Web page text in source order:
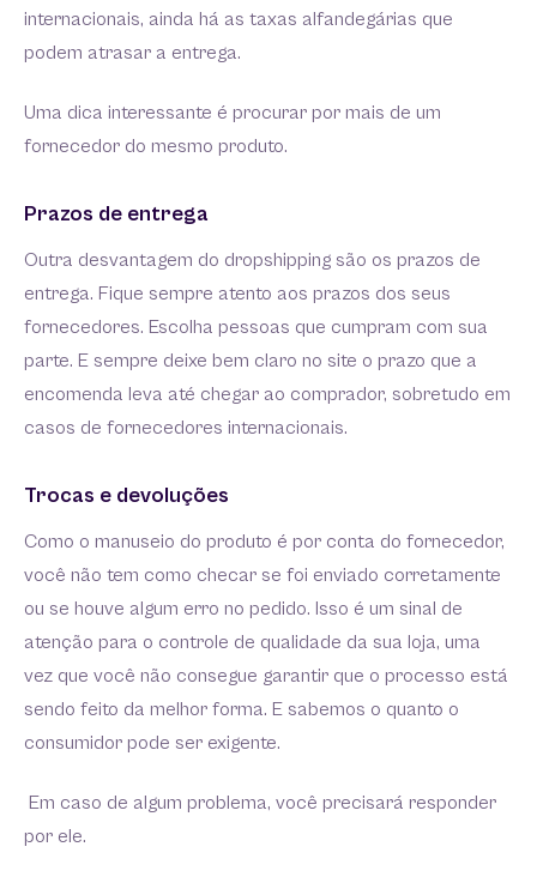
internacionais, ainda há as taxas alfandegárias que
podem atrasar a entrega.
Uma dica interessante é procurar por mais de um
fornecedor do mesmo produto.
Prazos de entrega
Outra desvantagem do dropshipping são os prazos de
entrega. Fique sempre atento aos prazos dos seus
fornecedores. Escolha pessoas que cumpram com sua
parte. E sempre deixe bem claro no site o prazo que a
encomenda leva até chegar ao comprador, sobretudo em
casos de fornecedores internacionais.
Trocas e devoluções
Como o manuseio do produto é por conta do fornecedor,
você não tem como checar se foi enviado corretamente
ou se houve algum erro no pedido. Isso é um sinal de
atenção para o controle de qualidade da sua loja, uma
vez que você não consegue garantir que o processo está
sendo feito da melhor forma. E sabemos o quanto o
consumidor pode ser exigente.
Em caso de algum problema, você precisará responder
por ele.